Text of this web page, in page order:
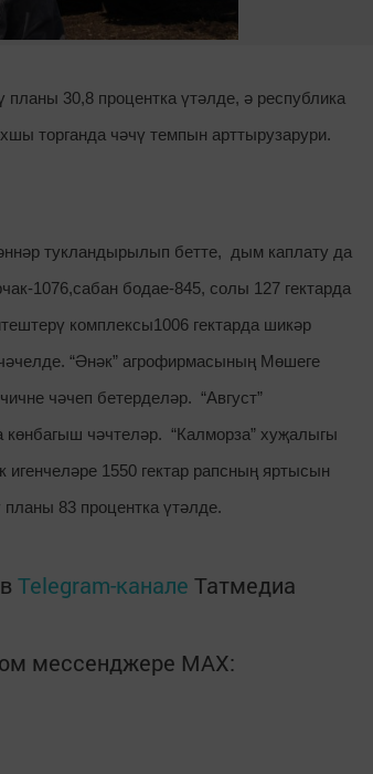
планы 30,8 процентка үтәлде, ә республика
торганда чәчү темпын арттырузарури.
тукландырылып бетте, дым каплату да
1076,сабан бодае-845, солы 127 гектарда
комплексы1006 гектарда шикәр
“Әнәк” агрофирмасының Мөшеге
чәчеп бетерделәр. “Август”
чәчтеләр. “Калморза” хуҗалыгы
1550 гектар рапсның яртысын
83 процентка үтәлде.
Telegram-канале Татмедиа
мессенджере MАХ: